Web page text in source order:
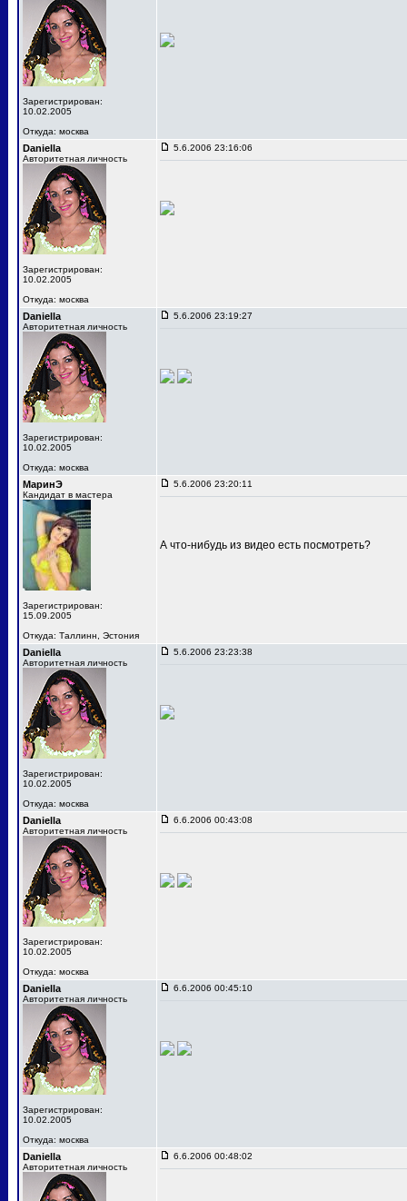
Зарегистрирован:
10.02.2005
Откуда: москва
Daniella
Авторитетная личность
Зарегистрирован:
10.02.2005
Откуда: москва
5.6.2006 23:16:06
Daniella
Авторитетная личность
Зарегистрирован:
10.02.2005
Откуда: москва
5.6.2006 23:19:27
МаринЭ
Кандидат в мастера
Зарегистрирован:
15.09.2005
Откуда: Таллинн, Эстония
5.6.2006 23:20:11
А что-нибудь из видео есть посмотреть?
Daniella
Авторитетная личность
Зарегистрирован:
10.02.2005
Откуда: москва
5.6.2006 23:23:38
Daniella
Авторитетная личность
Зарегистрирован:
10.02.2005
Откуда: москва
6.6.2006 00:43:08
Daniella
Авторитетная личность
Зарегистрирован:
10.02.2005
Откуда: москва
6.6.2006 00:45:10
Daniella
Авторитетная личность
6.6.2006 00:48:02